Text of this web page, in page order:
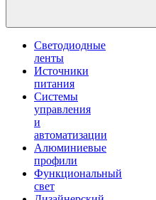
Светодиодные
ленты
Источники
питания
Системы
управления
и
автоматизации
Алюминиевые
профили
Функциональный
свет